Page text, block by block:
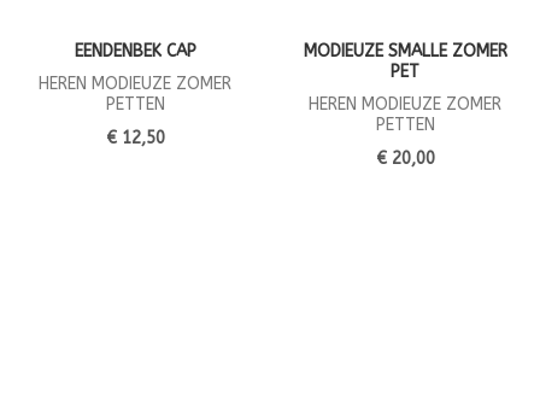
EENDENBEK CAP
HEREN MODIEUZE ZOMER
PETTEN
€ 12,50
MODIEUZE SMALLE ZOMER
PET
HEREN MODIEUZE ZOMER
PETTEN
€ 20,00